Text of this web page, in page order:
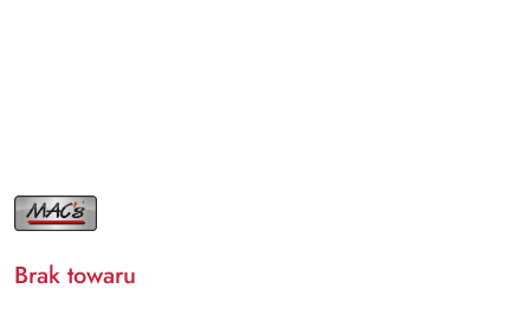
NAZWA
PRODUCENTA:
MAC'S
Brak towaru